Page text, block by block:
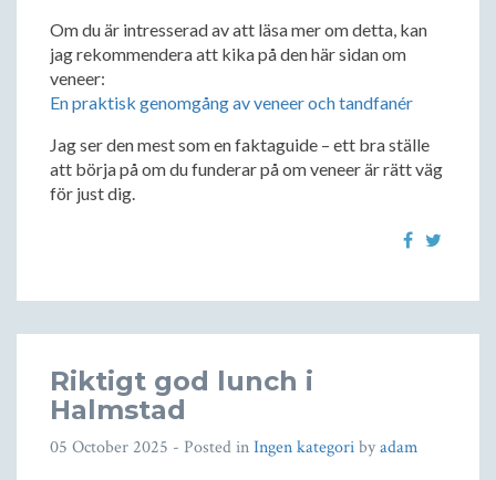
Om du är intresserad av att läsa mer om detta, kan
jag rekommendera att kika på den här sidan om
veneer:
En praktisk genomgång av veneer och tandfanér
Jag ser den mest som en faktaguide – ett bra ställe
att börja på om du funderar på om veneer är rätt väg
för just dig.
Riktigt god lunch i
Halmstad
05 October 2025 - Posted inIngen kategoribyadam